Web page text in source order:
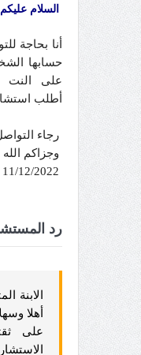
السلام عليكم
أنا بحاجة
حسابها
على النت
أطلب
رجاء
وجزاكم الله
رد
الابنة
أهلا
على